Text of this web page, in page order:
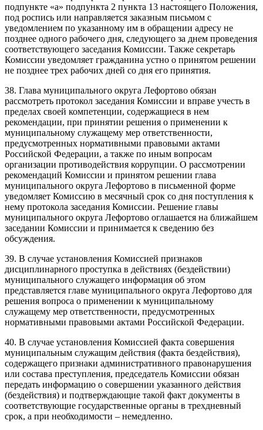
подпункте «а» подпункта 2 пункта 13 настоящего Положения,
под роспись или направляется заказным письмом с
уведомлением по указанному им в обращении адресу не
позднее одного рабочего дня, следующего за днем проведения
соответствующего заседания Комиссии. Также секретарь
Комиссии уведомляет гражданина устно о принятом решении
не позднее трех рабочих дней со дня его принятия.
38. Глава муниципального округа Лефортово обязан
рассмотреть протокол заседания Комиссии и вправе учесть в
пределах своей компетенции, содержащиеся в нем
рекомендации, при принятии решения о применении к
муниципальному служащему мер ответственности,
предусмотренных нормативными правовыми актами
Российской Федерации, а также по иным вопросам
организации противодействия коррупции. О рассмотрении
рекомендаций Комиссии и принятом решении глава
муниципального округа Лефортово в письменной форме
уведомляет Комиссию в месячный срок со дня поступления к
нему протокола заседания Комиссии. Решение главы
муниципального округа Лефортово оглашается на ближайшем
заседании Комиссии и принимается к сведению без
обсуждения.
39. В случае установления Комиссией признаков
дисциплинарного проступка в действиях (бездействии)
муниципального служащего информация об этом
представляется главе муниципального округа Лефортово для
решения вопроса о применении к муниципальному
служащему мер ответственности, предусмотренных
нормативными правовыми актами Российской Федерации.
40. В случае установления Комиссией факта совершения
муниципальным служащим действия (факта бездействия),
содержащего признаки административного правонарушения
или состава преступления, председатель Комиссии обязан
передать информацию о совершении указанного действия
(бездействия) и подтверждающие такой факт документы в
соответствующие государственные органы в трехдневный
срок, а при необходимости – немедленно.